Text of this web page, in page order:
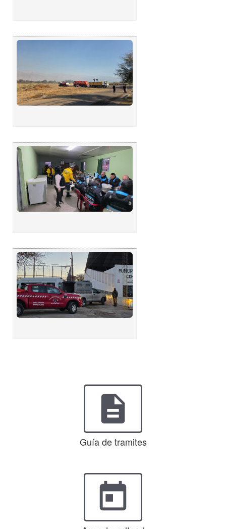
description
Guía de tramites
today